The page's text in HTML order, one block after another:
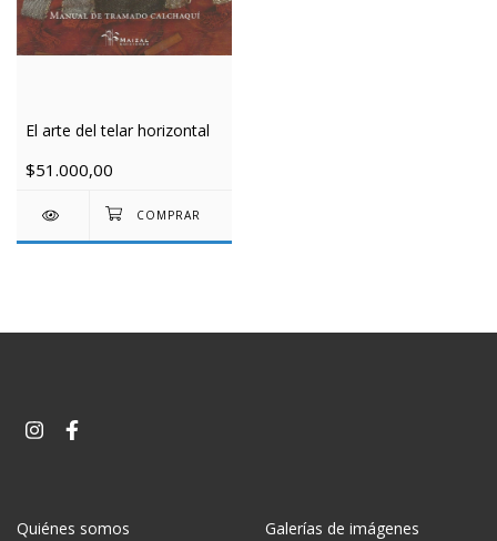
El arte del telar horizontal
$51.000,00
Quiénes somos Galerías de imágenes